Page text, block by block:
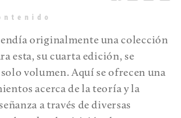
originalmente una colección
esta, su cuarta edición, se
volumen. Aquí se ofrecen una
acerca de la teoría y la
a través de diversas